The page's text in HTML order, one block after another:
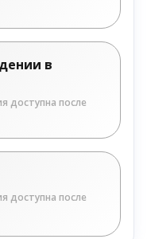
в
доступна после
доступна после